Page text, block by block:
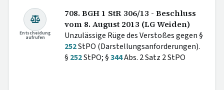
Entscheidung
aufrufen
708. BGH 1 StR 306/13 - Beschluss
vom 8. August 2013 (LG Weiden)
Unzulässige Rüge des Verstoßes gegen §
252StPO (Darstellungsanforderungen).
§ 252StPO; §344Abs. 2 Satz 2 StPO